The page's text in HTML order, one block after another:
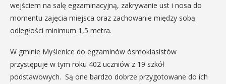
wejściem na salę egzaminacyjną, zakrywanie ust i nosa do
momentu zajęcia miejsca oraz zachowanie między sobą
odległości minimum 1,5 metra.
W gminie Myślenice do egzaminów ósmoklasistów
przystępuje w tym roku 402 uczniów z 19 szkół
podstawowych. Są one bardzo dobrze przygotowane do ich